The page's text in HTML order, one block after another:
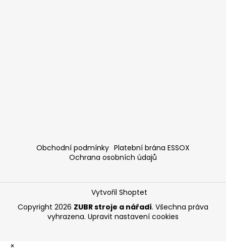
Obchodní podmínky Platební brána ESSOX
Ochrana osobních údajů
Vytvořil Shoptet
Copyright 2026 ZUBR stroje a nářadí. Všechna práva
vyhrazena. Upravit nastavení cookies
×